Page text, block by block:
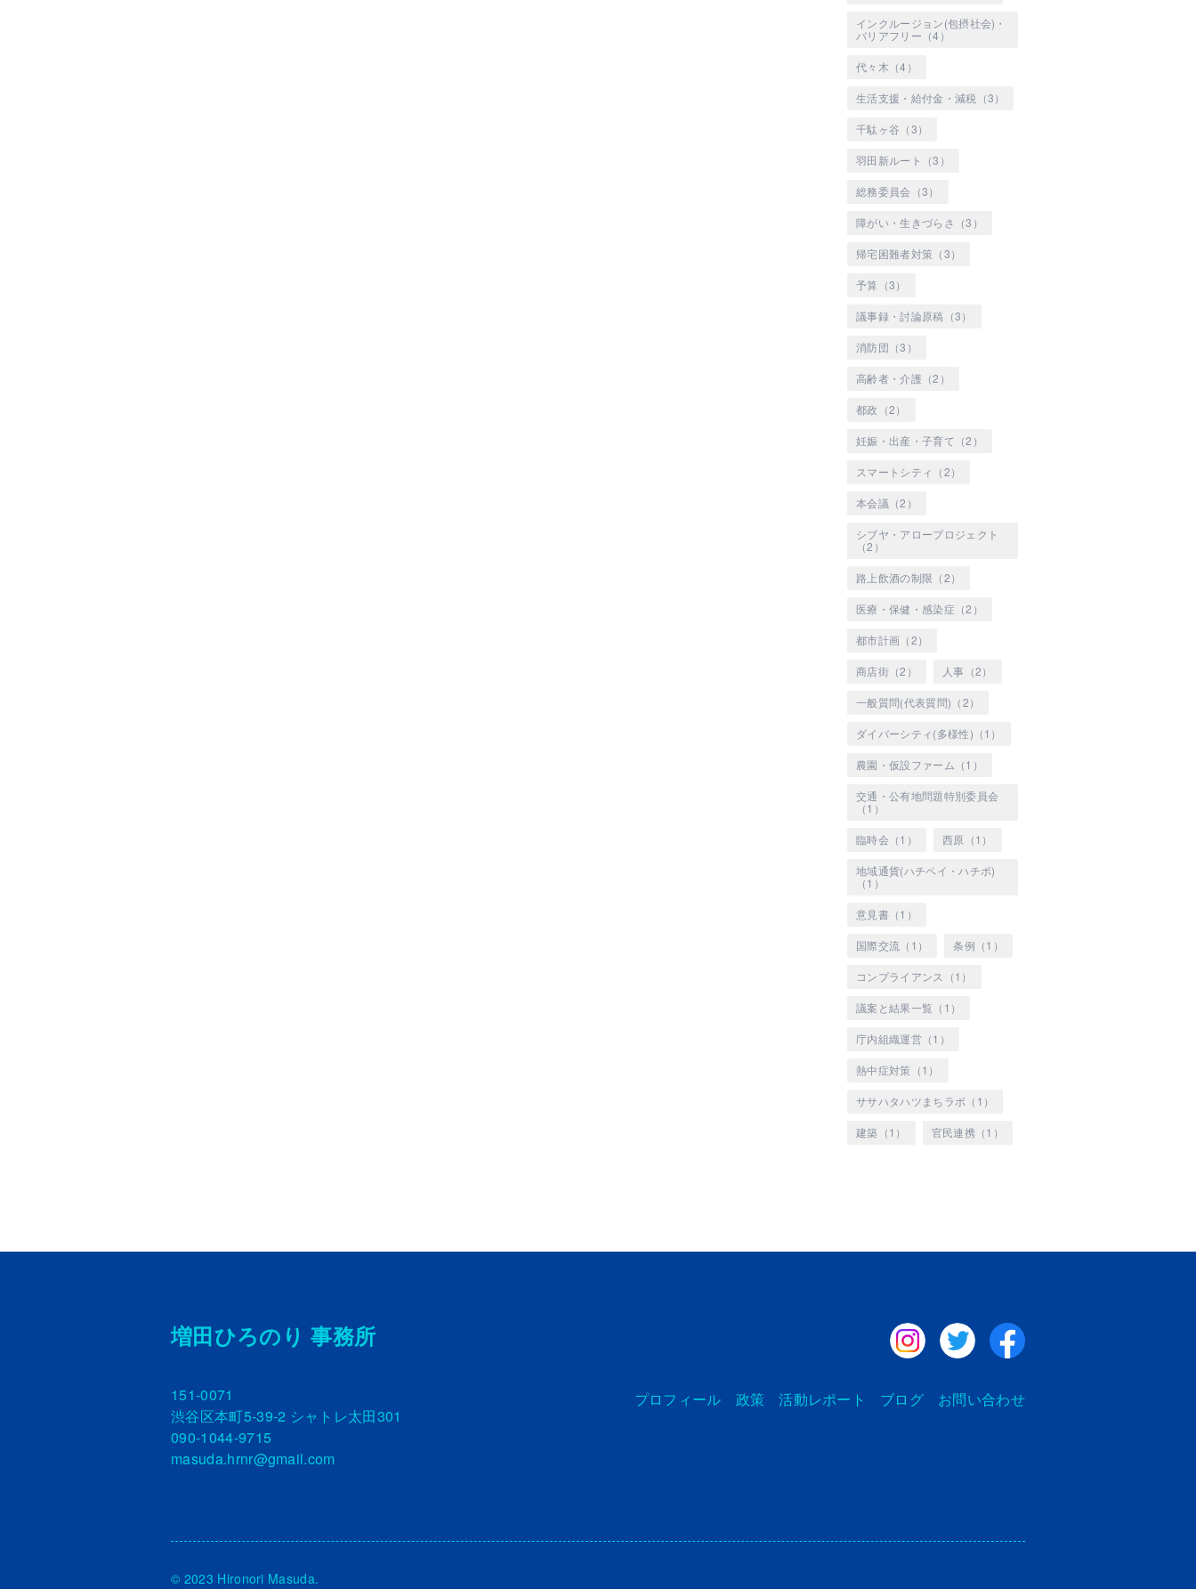
インクルージョン(包摂社会)・
バリアフリー（4）
代々木（4）
生活支援・給付金・減税（3）
千駄ヶ谷（3）
羽田新ルート（3）
総務委員会（3）
障がい・生きづらさ（3）
帰宅困難者対策（3）
予算（3）
議事録・討論原稿（3）
消防団（3）
高齢者・介護（2）
都政（2）
妊娠・出産・子育て（2）
スマートシティ（2）
本会議（2）
シブヤ・アロープロジェクト
（2）
路上飲酒の制限（2）
医療・保健・感染症（2）
都市計画（2）
商店街（2） 人事（2）
一般質問(代表質問)（2）
ダイバーシティ(多様性)（1）
農園・仮設ファーム（1）
交通・公有地問題特別委員会
（1）
臨時会（1） 西原（1）
地域通貨(ハチペイ・ハチポ)
（1）
意見書（1）
国際交流（1） 条例（1）
コンプライアンス（1）
議案と結果一覧（1）
庁内組織運営（1）
熱中症対策（1）
ササハタハツまちラボ（1）
建築（1） 官民連携（1）
増田ひろのり 事務所
151-0071
渋谷区本町5-39-2 シャトレ太田301
090-1044-9715
masuda.hrnr@gmail.com
プロフィール 政策 活動レポート ブログ お問い合わせ
InstagramTwitter
© 2023 Hironori Masuda.